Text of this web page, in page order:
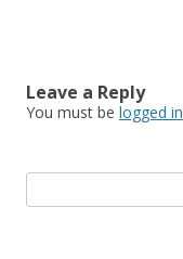
Leave a Reply
You must be logged in
for: